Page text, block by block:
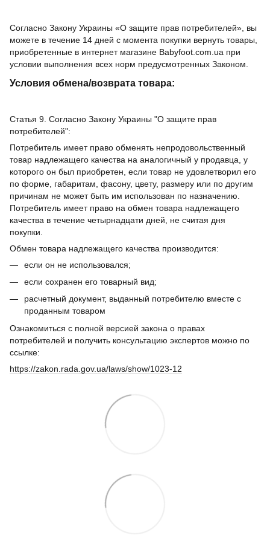
Согласно Закону Украины «О защите прав потребителей», вы
можете в течение 14 дней с момента покупки вернуть товары,
приобретенные в интернет магазине Babyfoot.com.ua при
условии выполнения всех норм предусмотренных Законом.
Условия обмена/возврата товара:
Статья 9. Согласно Закону Украины "О защите прав
потребителей":
Потребитель имеет право обменять непродовольственный
товар надлежащего качества на аналогичный у продавца, у
которого он был приобретен, если товар не удовлетворил его
по форме, габаритам, фасону, цвету, размеру или по другим
причинам не может быть им использован по назначению.
Потребитель имеет право на обмен товара надлежащего
качества в течение четырнадцати дней, не считая дня
покупки.
Обмен товара надлежащего качества производится:
если он не использовался;
если сохранен его товарный вид;
расчетный документ, выданный потребителю вместе с
проданным товаром
Ознакомиться с полной версией закона о правах
потребителей и получить консультацию экспертов можно по
ссылке:
https://zakon.rada.gov.ua/laws/show/1023-12